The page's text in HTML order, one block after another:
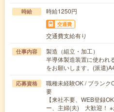
時給 時給1250円
交通費
交通費支給有り
仕事内容
製造（組立・加工）
半導体製造装置に使われ
をお願いします。(派遣
応募資格
職種未経験OK / ブランク
要
【来社不要、WEB登録
ー、主婦(夫) 大歓迎！